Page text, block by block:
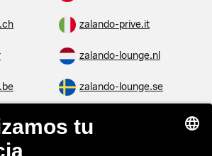
zalando-prive.it
zalando-lounge.nl
zalando-lounge.se